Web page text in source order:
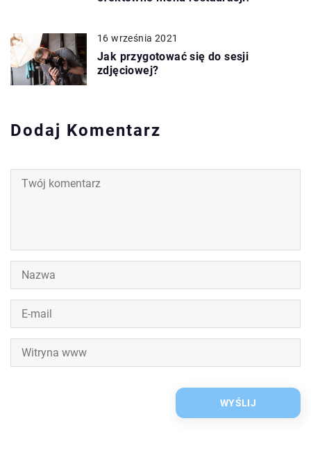
16 września 2021
Jak przygotować się do sesji
zdjęciowej?
Dodaj Komentarz